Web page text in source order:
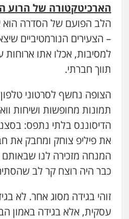
הארכיטקטורה של הרוע
הלב הפועם של הסדרה הוא
– הצעירים הנורמטיביים
למסיבות, אכלו אתו ארוחות
תווך חברתי.
הצופה נחשף לסרטוני
תמונות מחופשות ושיחות
הדיסוננס בלתי נתפס:
את פיליפ צוחק ומחבק את
המנחה מזכירה לנו
כבר היה רוצח קר לב
זוהי בגידה מסוג אחר. לא
עסקית, אלא בגידה באמון